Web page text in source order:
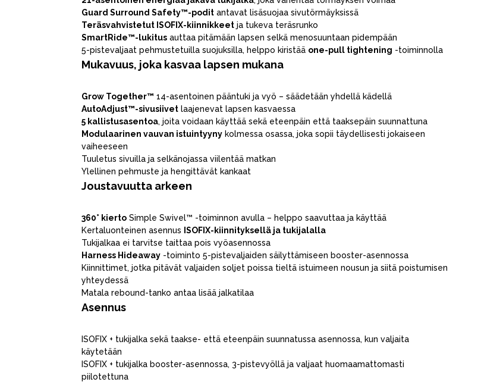
Guard Surround Safety™-podit antavat lisäsuojaa sivutörmäyksissä
Teräsvahvistetut ISOFIX-kiinnikkeet ja tukeva teräsrunko
SmartRide™-lukitus auttaa pitämään lapsen selkä menosuuntaan pidempään
5-pistevaljaat pehmustetuilla suojuksilla, helppo kiristää one-pull tightening -toiminnolla
Mukavuus, joka kasvaa lapsen mukana
Grow Together™ 14-asentoinen pääntuki ja vyö – säädetään yhdellä kädellä
AutoAdjust™-sivusiivet laajenevat lapsen kasvaessa
5 kallistusasentoa, joita voidaan käyttää sekä eteenpäin että taaksepäin suunnattuna
Modulaarinen vauvan istuintyyny kolmessa osassa, joka sopii täydellisesti jokaiseen
vaiheeseen
Tuuletus sivuilla ja selkänojassa viilentää matkan
Ylellinen pehmuste ja hengittävät kankaat
Joustavuutta arkeen
360° kierto Simple Swivel™ -toiminnon avulla – helppo saavuttaa ja käyttää
Kertaluonteinen asennus ISOFIX-kiinnityksellä ja tukijalalla
Tukijalkaa ei tarvitse taittaa pois vyöasennossa
Harness Hideaway -toiminto 5-pistevaljaiden säilyttämiseen booster-asennossa
Kiinnittimet, jotka pitävät valjaiden soljet poissa tieltä istuimeen nousun ja siitä poistumisen
yhteydessä
Matala rebound-tanko antaa lisää jalkatilaa
Asennus
ISOFIX + tukijalka sekä taakse- että eteenpäin suunnatussa asennossa, kun valjaita
käytetään
ISOFIX + tukijalka booster-asennossa, 3-pistevyöllä ja valjaat huomaamattomasti
piilotettuna
VÅRT SORTIMENT
Äiti & Isä
& vuodevaatteet
Tarvikkeet
Varaosat
Kampanjat
Lahjavinkkejä